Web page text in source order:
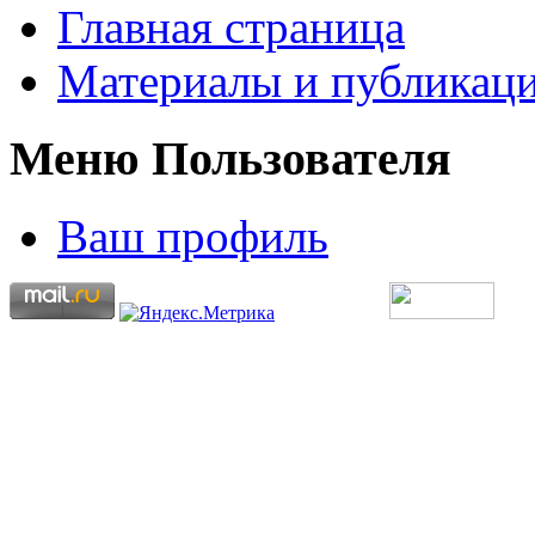
Главная страница
Материалы и
Меню Пользователя
Ваш профиль